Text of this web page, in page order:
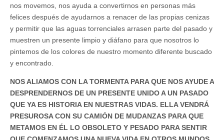
nos movemos, nos ayuda a convertirnos en personas más
felices después de ayudarnos a renacer de las propias cenizas
y permitir que las aguas torrenciales arrasen parte del pasado y
muestren un presente limpio y diáfano para que nosotros lo
pintemos de los colores de nuestro momento diferente buscado
y encontrado.
NOS ALIAMOS CON LA TORMENTA PARA QUE NOS AYUDE A
DESPRENDERNOS DE UN PRESENTE UNIDO A UN PASADO
QUE YA ES HISTORIA EN NUESTRAS VIDAS. ELLA VENDRÁ
PRESUROSA CON SU CAMIÓN DE MUDANZAS PARA QUE
METAMOS EN ÉL LO OBSOLETO Y PESADO PARA SENTIR